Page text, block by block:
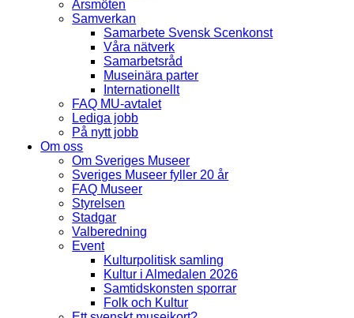
Årsmöten
Samverkan
Samarbete Svensk Scenkonst
Våra nätverk
Samarbetsråd
Museinära parter
Internationellt
FAQ MU-avtalet
Lediga jobb
På nytt jobb
Om oss
Om Sveriges Museer
Sveriges Museer fyller 20 år
FAQ Museer
Styrelsen
Stadgar
Valberedning
Event
Kulturpolitisk samling
Kultur i Almedalen 2026
Samtidskonsten sporrar
Folk och Kultur